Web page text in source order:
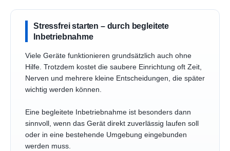
Stressfrei starten – durch begleitete
Inbetriebnahme
Viele Geräte funktionieren grundsätzlich auch ohne
Hilfe. Trotzdem kostet die saubere Einrichtung oft Zeit,
Nerven und mehrere kleine Entscheidungen, die später
wichtig werden können.
Eine begleitete Inbetriebnahme ist besonders dann
sinnvoll, wenn das Gerät direkt zuverlässig laufen soll
oder in eine bestehende Umgebung eingebunden
werden muss.